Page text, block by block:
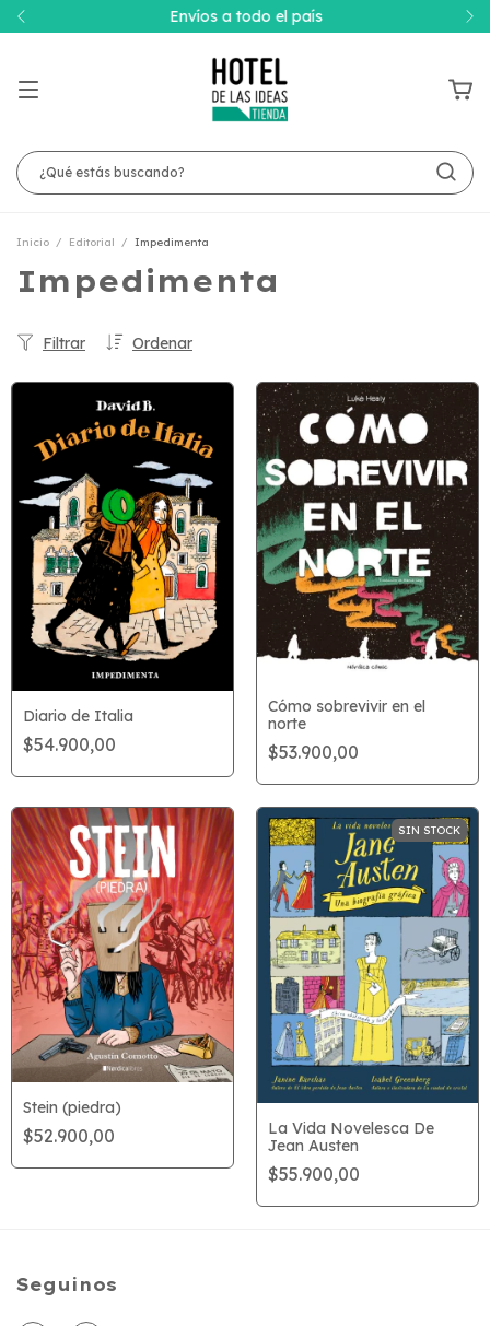
Envíos a todo el país
Inicio / Editorial / Impedimenta
Impedimenta
Ordenar
Filtrar
Diario de Italia
$54.900,00
Cómo sobrevivir en el
norte
$53.900,00
Stein (piedra)
$52.900,00
SIN STOCK
La Vida Novelesca De
Jean Austen
$55.900,00
Seguinos